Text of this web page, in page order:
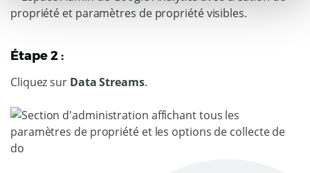
Étape 2 :
Cliquez sur Data Streams.